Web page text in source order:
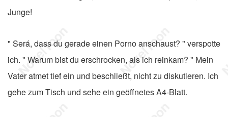
Junge!
" Será, dass du gerade einen Porno anschaust? " verspotte
ich. " Warum bist du erschrocken, als ich reinkam? " Mein
Vater atmet tief ein und beschließt, nicht zu diskutieren. Ich
gehe zum Tisch und sehe ein geöffnetes A4-Blatt.